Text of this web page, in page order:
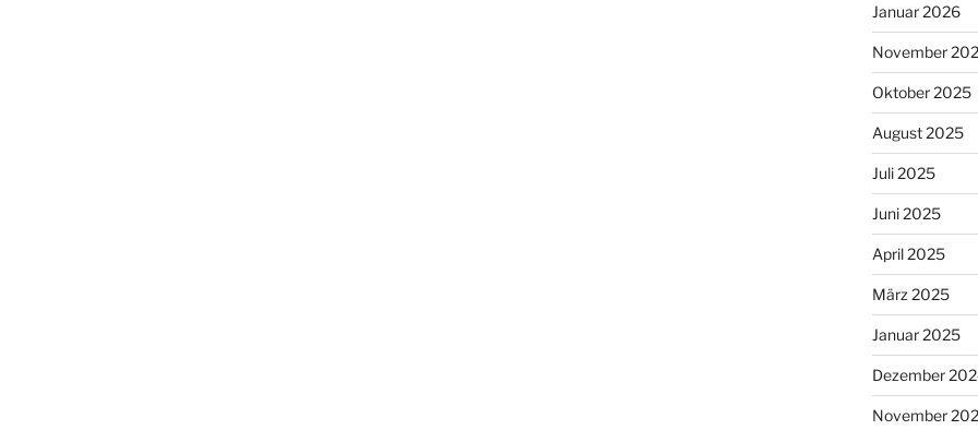
Januar 2026
November
Oktober 2025
August 2025
Juli 2025
Juni 2025
April 2025
März 2025
Januar 2025
Dezember
November